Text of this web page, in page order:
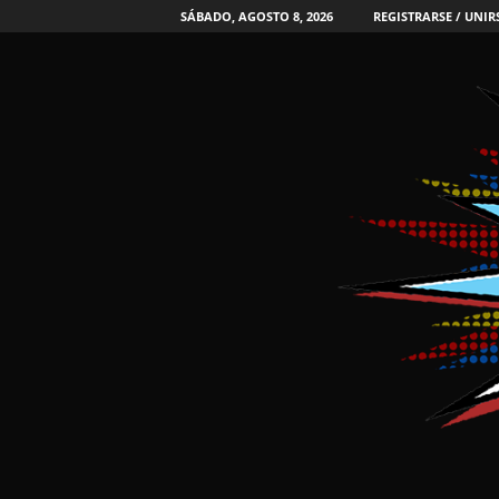
SÁBADO, AGOSTO 8, 2026 REGISTRARSE /